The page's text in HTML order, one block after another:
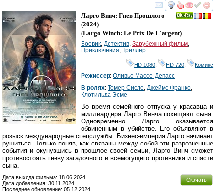
смотреть
Ларго Винч: Гнев Прошлого
(2024)
(Largo Winch: Le Prix De L'argent)
Боевик, Детектив, Зарубежный фильм,
Приключения, Триллер
HD 1080 HD 720 Комикс
Режиссер: Оливье Массе-Депасс
В ролях: Томер Сисле, Джеймс Франко,
Клотильда Эсме
Во время семейного отпуска у красавца и
миллиардера Ларго Винча похищают сына.
Одновременно Ларго оказывается
обвиненным в убийстве. Его объявляют в
розыск международные спецслужбы. Бизнес-империя Ларго начинает
рушиться. Только поняв, как связаны между собой эти разрозненные
события и окунувшись в прошлое своей семьи, Ларго Винч сможет
противостоять гневу загадочного и всемогущего противника и спасти
сына.
Скачать
Дата выхода фильма: 18.06.2024
Дата добавления: 30.11.2024
Последнее обновление: 05.12.2024